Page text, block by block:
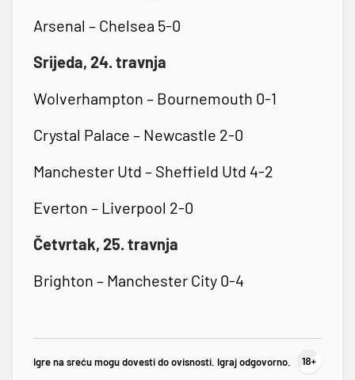
Arsenal – Chelsea 5-0
Srijeda, 24. travnja
Wolverhampton – Bournemouth 0-1
Crystal Palace – Newcastle 2-0
Manchester Utd – Sheffield Utd 4-2
Everton – Liverpool 2-0
Četvrtak, 25. travnja
Brighton – Manchester City 0-4
Igre na sreću mogu dovesti do ovisnosti. Igraj odgovorno.